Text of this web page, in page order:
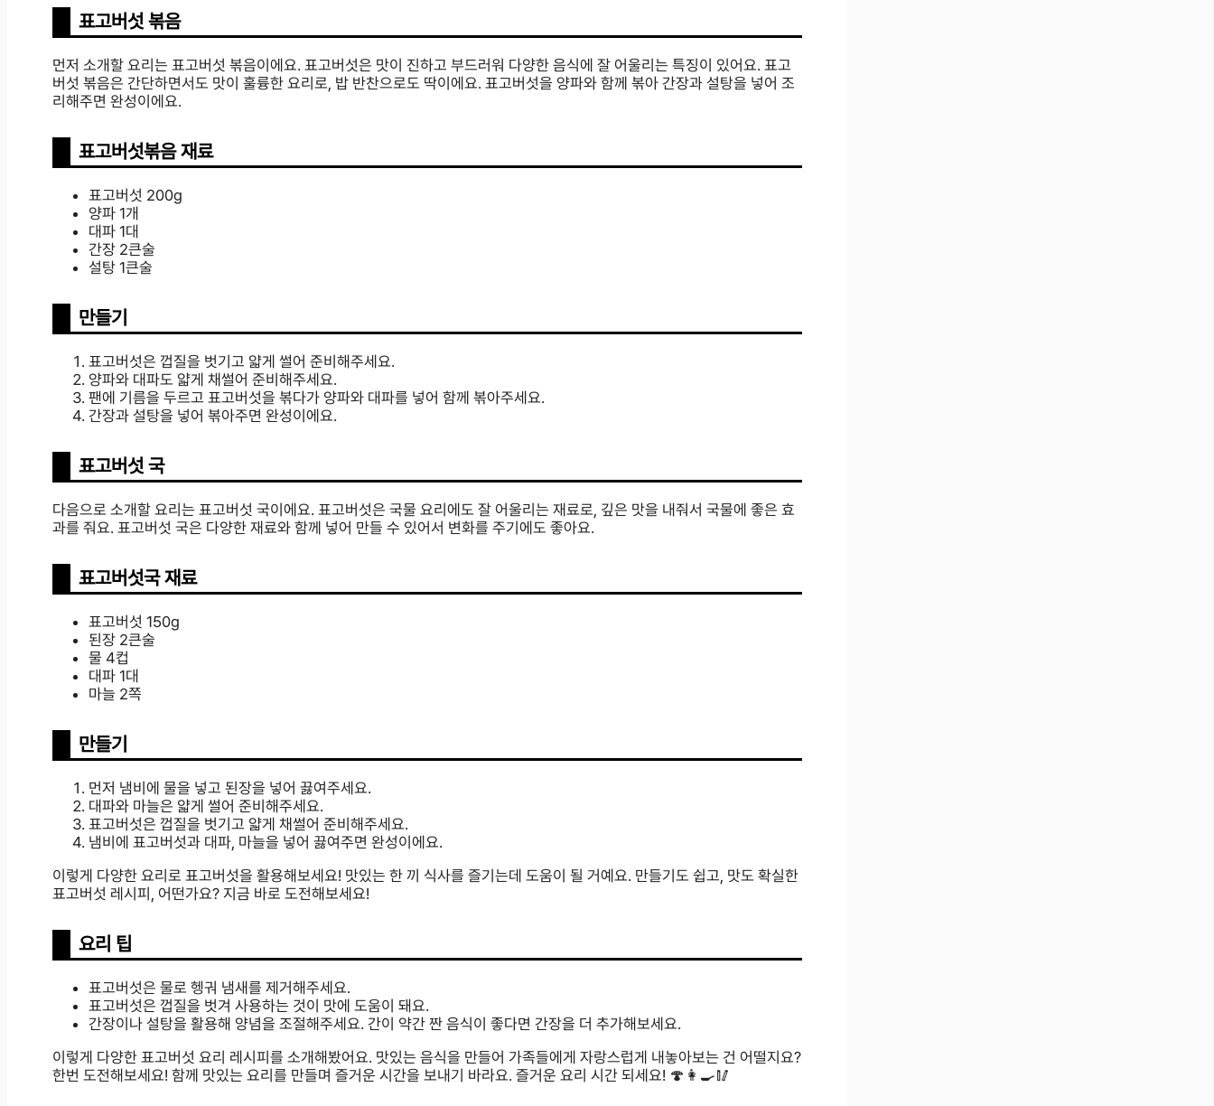
표고버섯 볶음
먼저 소개할 요리는 표고버섯 볶음이에요. 표고버섯은 맛이 진하고 부드러워 다양한 음식에 잘 어울리는 특징이 있어요. 표고
버섯 볶음은 간단하면서도 맛이 훌륭한 요리로, 밥 반찬으로도 딱이에요. 표고버섯을 양파와 함께 볶아 간장과 설탕을 넣어 조
리해주면 완성이에요.
표고버섯볶음 재료
표고버섯 200g
양파 1개
대파 1대
간장 2큰술
설탕 1큰술
만들기
표고버섯은 껍질을 벗기고 얇게 썰어 준비해주세요.
양파와 대파도 얇게 채썰어 준비해주세요.
팬에 기름을 두르고 표고버섯을 볶다가 양파와 대파를 넣어 함께 볶아주세요.
간장과 설탕을 넣어 볶아주면 완성이에요.
표고버섯 국
다음으로 소개할 요리는 표고버섯 국이에요. 표고버섯은 국물 요리에도 잘 어울리는 재료로, 깊은 맛을 내줘서 국물에 좋은 효
과를 줘요. 표고버섯 국은 다양한 재료와 함께 넣어 만들 수 있어서 변화를 주기에도 좋아요.
표고버섯국 재료
표고버섯 150g
된장 2큰술
물 4컵
대파 1대
마늘 2쪽
만들기
먼저 냄비에 물을 넣고 된장을 넣어 끓여주세요.
대파와 마늘은 얇게 썰어 준비해주세요.
표고버섯은 껍질을 벗기고 얇게 채썰어 준비해주세요.
냄비에 표고버섯과 대파, 마늘을 넣어 끓여주면 완성이에요.
이렇게 다양한 요리로 표고버섯을 활용해보세요! 맛있는 한 끼 식사를 즐기는데 도움이 될 거예요. 만들기도 쉽고, 맛도 확실한
표고버섯 레시피, 어떤가요? 지금 바로 도전해보세요!
요리 팁
표고버섯은 물로 헹궈 냄새를 제거해주세요.
표고버섯은 껍질을 벗겨 사용하는 것이 맛에 도움이 돼요.
간장이나 설탕을 활용해 양념을 조절해주세요. 간이 약간 짠 음식이 좋다면 간장을 더 추가해보세요.
이렇게 다양한 표고버섯 요리 레시피를 소개해봤어요. 맛있는 음식을 만들어 가족들에게 자랑스럽게 내놓아보는 건 어떨지요?
한번 도전해보세요! 함께 맛있는 요리를 만들며 즐거운 시간을 보내기 바라요. 즐거운 요리 시간 되세요! 🍄👩‍🍳🥢